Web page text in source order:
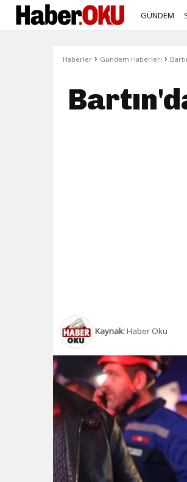
GÜNDEM
Haberler › Gündem Haberleri ›
Kaynak:Haber Oku